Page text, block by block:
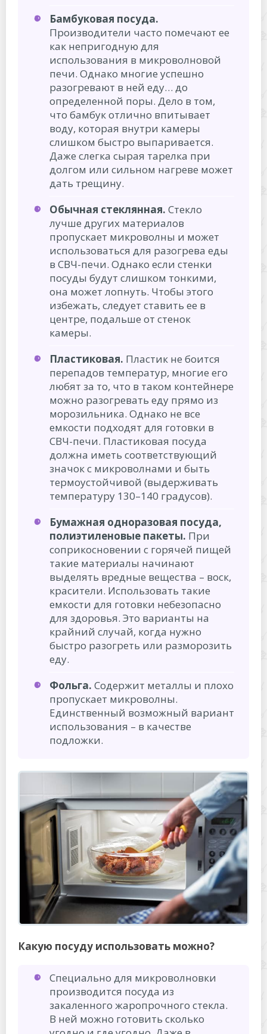
Бамбуковая посуда.
Производители часто помечают ее
как непригодную для
использования в микроволновой
печи. Однако многие успешно
разогревают в ней еду… до
определенной поры. Дело в том,
что бамбук отлично впитывает
воду, которая внутри камеры
слишком быстро выпаривается.
Даже слегка сырая тарелка при
долгом или сильном нагреве может
дать трещину.
Обычная стеклянная. Стекло
лучше других материалов
пропускает микроволны и может
использоваться для разогрева еды
в СВЧ-печи. Однако если стенки
посуды будут слишком тонкими,
она может лопнуть. Чтобы этого
избежать, следует ставить ее в
центре, подальше от стенок
камеры.
Пластиковая. Пластик не боится
перепадов температур, многие его
любят за то, что в таком контейнере
можно разогревать еду прямо из
морозильника. Однако не все
емкости подходят для готовки в
СВЧ-печи. Пластиковая посуда
должна иметь соответствующий
значок с микроволнами и быть
термоустойчивой (выдерживать
температуру 130–140 градусов).
Бумажная одноразовая посуда,
полиэтиленовые пакеты. При
соприкосновении с горячей пищей
такие материалы начинают
выделять вредные вещества – воск,
красители. Использовать такие
емкости для готовки небезопасно
для здоровья. Это варианты на
крайний случай, когда нужно
быстро разогреть или разморозить
еду.
Фольга. Содержит металлы и плохо
пропускает микроволны.
Единственный возможный вариант
использования – в качестве
подложки.
Какую посуду использовать можно?
Специально для микроволновки
производится посуда из
закаленного жаропрочного стекла.
В ней можно готовить сколько